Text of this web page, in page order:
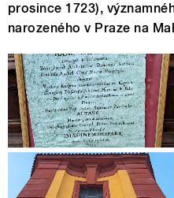
prosince 1723),
narozeného v Praze na